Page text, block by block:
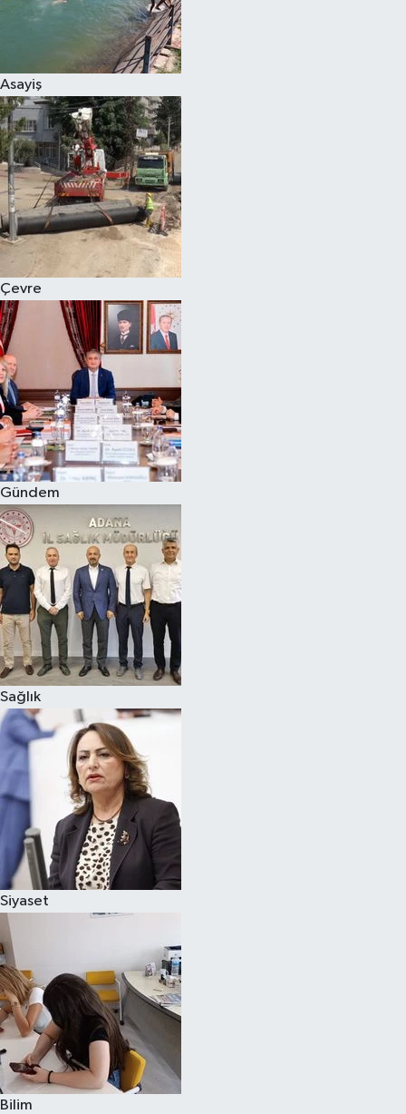
Asayiş
Çevre
Gündem
Sağlık
Siyaset
Bilim
Yerel Yönetimler
Yurttan